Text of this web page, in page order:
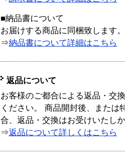
■納品書について
お届けする商品に同梱致します。
⇒納品書について詳細はこちら
返品について
お客様のご都合による返品・交
ください。 商品開封後、または
合、返品・交換はお受けいたし
⇒返品について詳しくはこちら